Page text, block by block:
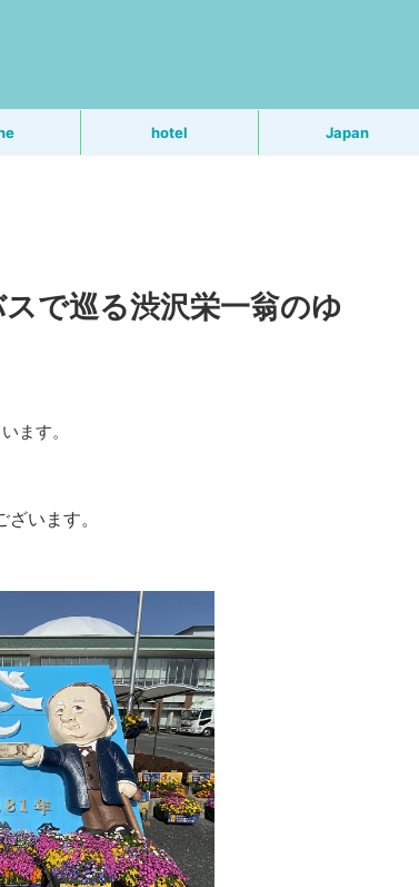
hotel Japan
で巡る渋沢栄一翁のゆ
ます。
います。